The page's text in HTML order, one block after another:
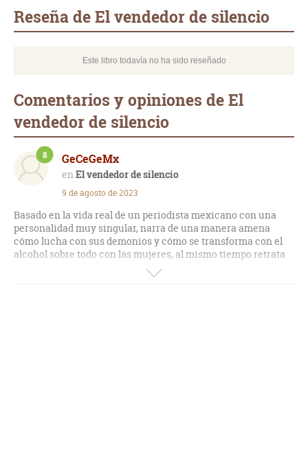
Reseña de El vendedor de silencio
Este libro todavía no ha sido reseñado
Comentarios y opiniones de El
vendedor de silencio
GeCeGeMx
El vendedor de silencio
8
9 de agosto de 2023
Basado en la vida real de un periodista mexicano con una
personalidad muy singular, narra de una manera amena
cómo lucha con sus demonios y cómo se transforma con el
alcohol sobre todo con las mujeres, al mismo tiempo retrata
como funcionaba la repercusión que podría tener un
comentario favorable o no para muchos políticos de la época.